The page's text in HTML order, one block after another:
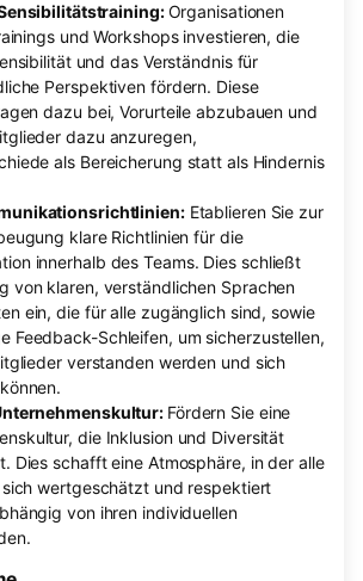
Organisationen
und Workshops investieren, die
und das Verständnis für
Perspektiven fördern. Diese
dazu bei, Vorurteile abzubauen und
dazu anzuregen,
als Bereicherung statt als Hindernis
Etablieren Sie zur
klare Richtlinien für die
innerhalb des Teams. Dies schließt
von klaren, verständlichen Sprachen
ein, die für alle zugänglich sind, sowie
Feedback-Schleifen, um sicherzustellen,
verstanden werden und sich
Fördern Sie eine
die Inklusion und Diversität
Dies schafft eine Atmosphäre, in der alle
wertgeschätzt und respektiert
von ihren individuellen